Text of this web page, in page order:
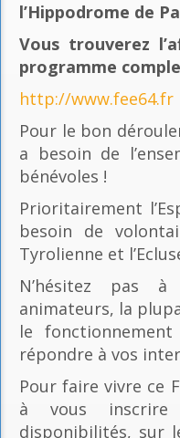
l’Hippodrome de
Vous trouverez
programme
http://www.fee64.fr
Pour le bon
a besoin de
bénévoles !
Prioritairement
besoin de
Tyrolienne et
N’hésitez pas
animateurs, la
le
répondre à vos
Pour faire vivre ce
à vous
disponibilités, sur